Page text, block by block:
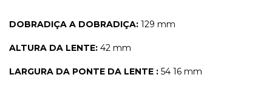
DOBRADIÇA A DOBRADIÇA: 129 mm
ALTURA DA LENTE: 42 mm
LARGURA DA PONTE DA LENTE : 54 16 mm